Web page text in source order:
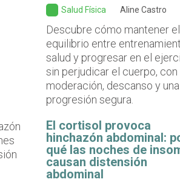
Salud Física Aline Castro
Descubre cómo mantener el
equilibrio entre
salud y progresar en el
sin perjudicar el cuerpo, con
moderación, descanso y una
progresión segura.
El cortisol provoca
hinchazón abdominal:
qué las noches de
causan distensión
abdominal